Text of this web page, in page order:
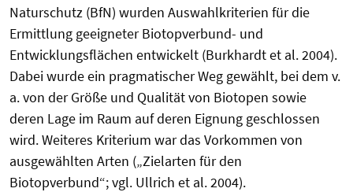
Naturschutz (BfN) wurden Auswahlkriterien für die
Ermittlung geeigneter Biotopverbund- und
Entwicklungsflächen entwickelt (Burkhardt et al. 2004).
Dabei wurde ein pragmatischer Weg gewählt, bei dem v.
a. von der Größe und Qualität von Biotopen sowie
deren Lage im Raum auf deren Eignung geschlossen
wird. Weiteres Kriterium war das Vorkommen von
ausgewählten Arten („Zielarten für den
Biotopverbund“; vgl. Ullrich et al. 2004).